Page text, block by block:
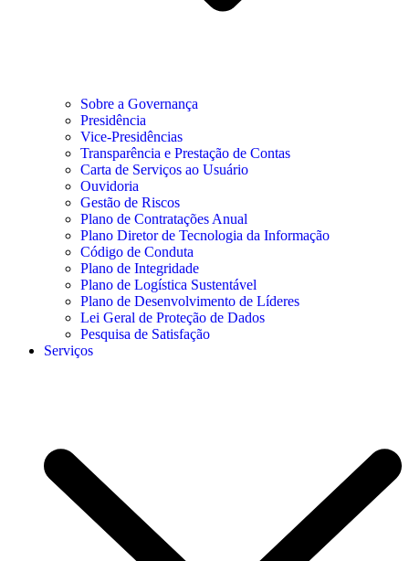
Sobre a Governança
Presidência
Vice-Presidências
Transparência e Prestação de Contas
Carta de Serviços ao Usuário
Ouvidoria
Gestão de Riscos
Plano de Contratações Anual
Plano Diretor de Tecnologia da Informação
Código de Conduta
Plano de Integridade
Plano de Logística Sustentável
Plano de Desenvolvimento de Líderes
Lei Geral de Proteção de Dados
Pesquisa de Satisfação
Serviços